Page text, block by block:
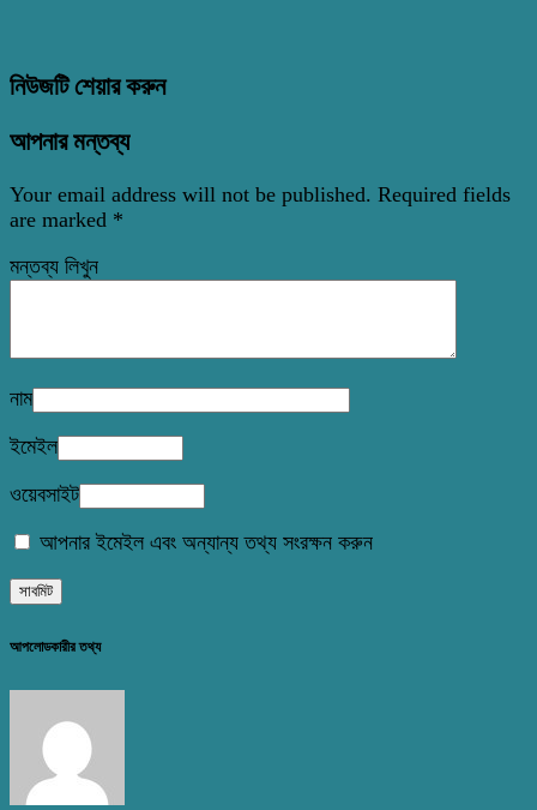
নিউজটি শেয়ার করুন
আপনার মন্তব্য
Your email address will not be published. Required fields
are marked *
মন্তব্য লিখুন
নাম
ইমেইল
ওয়েবসাইট
আপনার ইমেইল এবং অন্যান্য তথ্য সংরক্ষন করুন
আপলোডকারীর তথ্য